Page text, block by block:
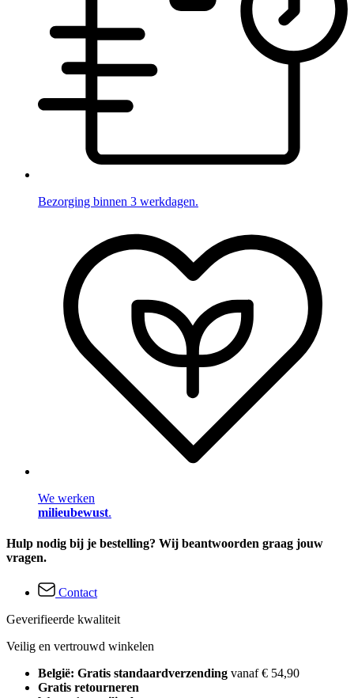
Bezorging binnen 3 werkdagen.
We werken
milieubewust.
Hulp nodig bij je bestelling? Wij beantwoorden graag jouw
vragen.
Contact
Geverifieerde kwaliteit
Veilig en vertrouwd winkelen
België: Gratis standaardverzending vanaf € 54,90
Gratis retourneren